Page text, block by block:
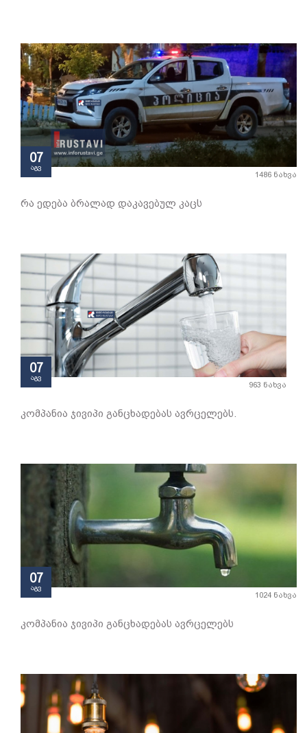
07
აგვ
1486 ნახვა
რა ედება ბრალად დაკავებულ კაცს
07
აგვ
963 ნახვა
კომპანია ჯივიპი განცხადებას ავრცელებს.
07
აგვ
1024 ნახვა
კომპანია ჯივიპი განცხადებას ავრცელებს